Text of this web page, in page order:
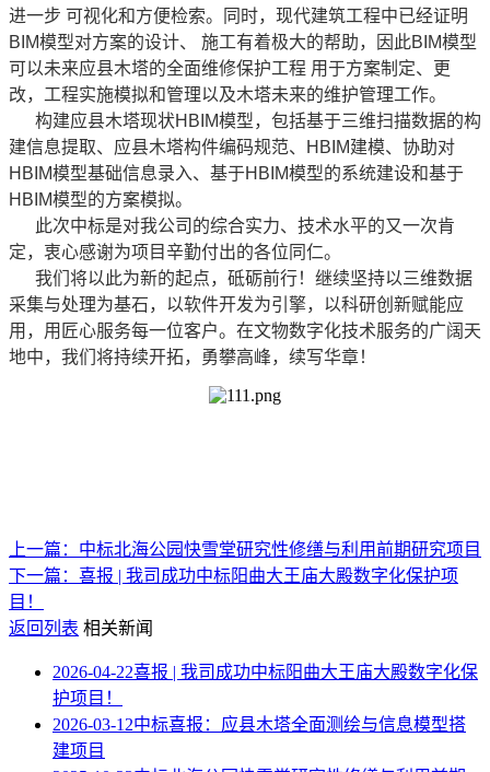
进一步 可视化和方便检索。同时，现代建筑工程中已经证明
BIM模型对方案的设计、 施工有着极大的帮助，因此BIM模型
可以未来应县木塔的全面维修保护工程 用于方案制定、更
改，工程实施模拟和管理以及木塔未来的维护管理工作。
构建应县木塔现状HBIM模型，包括基于三维扫描数据的构
建信息提取、应县木塔构件编码规范、HBIM建模、协助对
HBIM模型基础信息录入、基于HBIM模型的系统建设和基于
HBIM模型的方案模拟。
此次中标是对我公司的综合实力、技术水平的又一次肯
定，衷心感谢为项目辛勤付出的各位同仁。
我们将以此为新的起点，砥砺前行！继续坚持以三维数据
采集与处理为基石，以软件开发为引擎，以科研创新赋能应
用，用匠心服务每一位客户。在文物数字化技术服务的广阔天
地中，我们将持续开拓，勇攀高峰，续写华章！
上一篇：中标北海公园快雪堂研究性修缮与利用前期研究项目
下一篇：喜报 | 我司成功中标阳曲大王庙大殿数字化保护项
目！
返回列表 相关新闻
2026-04-22喜报 | 我司成功中标阳曲大王庙大殿数字化保
护项目！
2026-03-12中标喜报：应县木塔全面测绘与信息模型搭
建项目